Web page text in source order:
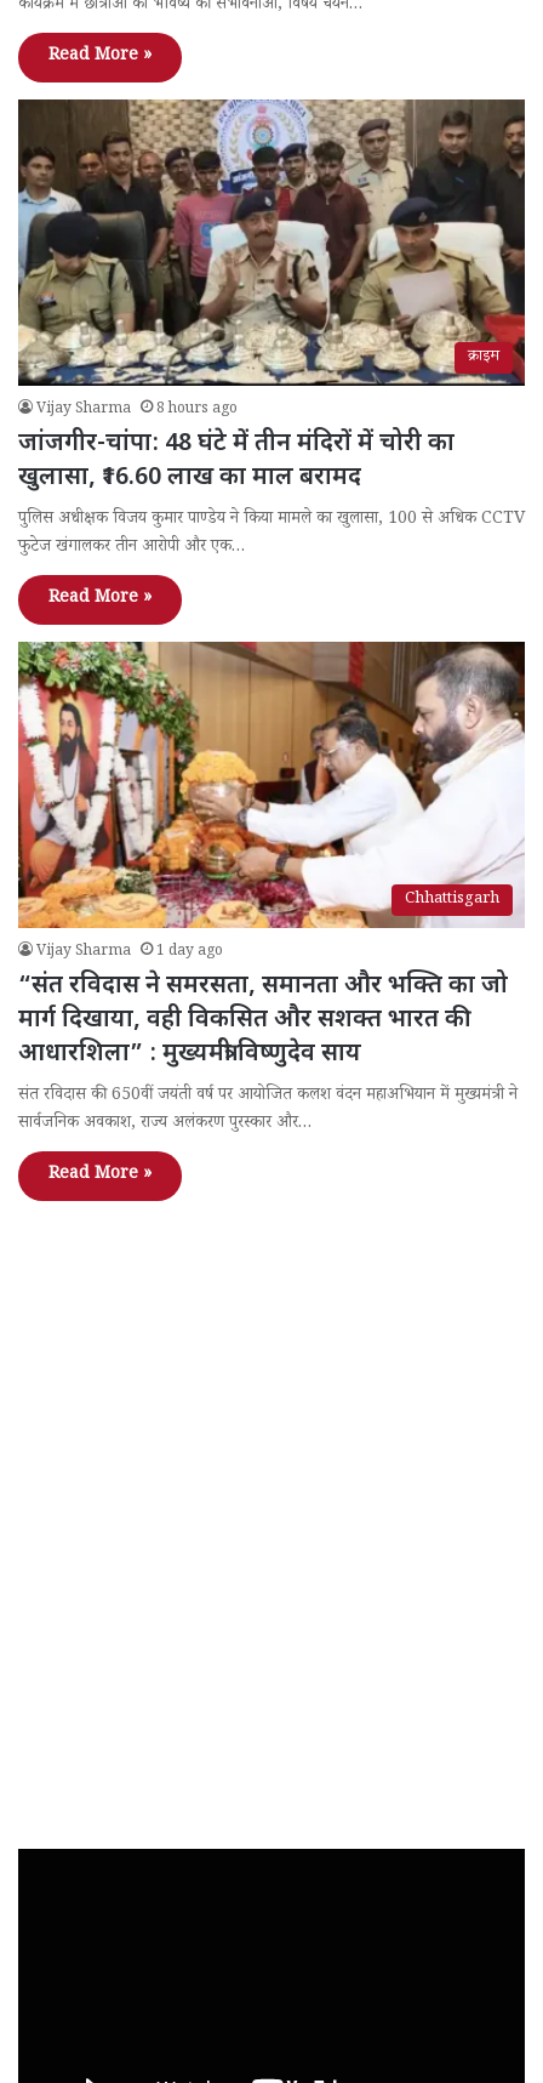
कार्यक्रम में छात्राओं को भविष्य की संभावनाओं, विषय चयन…
Read More »
क्राइम
Vijay Sharma 8 hours ago
जांजगीर-चांपा: 48 घंटे में तीन मंदिरों में चोरी का
खुलासा, ₹16.60 लाख का माल बरामद
पुलिस अधीक्षक विजय कुमार पाण्डेय ने किया मामले का खुलासा, 100 से अधिक CCTV
फुटेज खंगालकर तीन आरोपी और एक…
Read More »
Chhattisgarh
Vijay Sharma 1 day ago
“संत रविदास ने समरसता, समानता और भक्ति का जो
मार्ग दिखाया, वही विकसित और सशक्त भारत की
आधारशिला” : मुख्यमंत्री विष्णुदेव साय
संत रविदास की 650वीं जयंती वर्ष पर आयोजित कलश वंदन महाअभियान में मुख्यमंत्री ने
सार्वजनिक अवकाश, राज्य अलंकरण पुरस्कार और…
Read More »